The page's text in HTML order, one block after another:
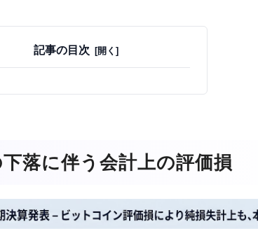
記事の目次
落に伴う会計上の評価損